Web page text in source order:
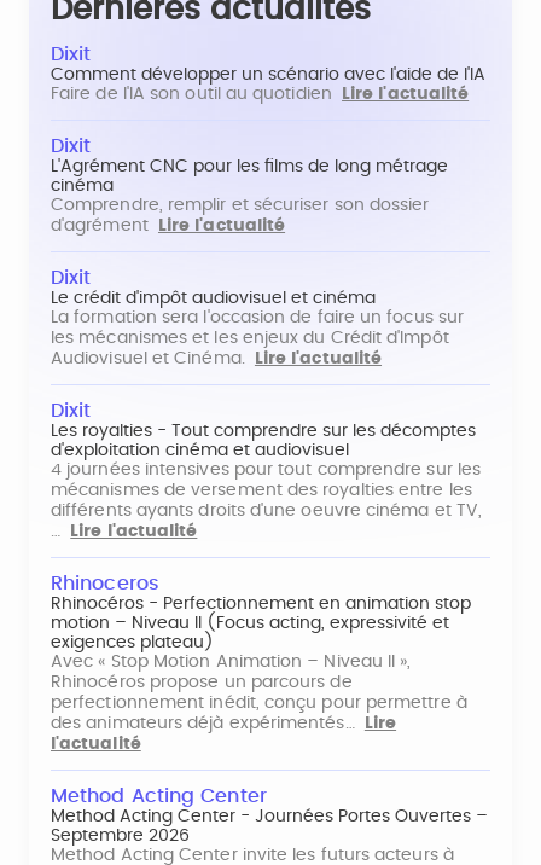
Dernières actualités
Dixit
Comment développer un scénario avec l'aide de l'IA
Faire de l'IA son outil au quotidien
Lire l'actualité
Dixit
L'Agrément CNC pour les films de long métrage
cinéma
Comprendre, remplir et sécuriser son dossier
d'agrément
Lire l'actualité
Dixit
Le crédit d'impôt audiovisuel et cinéma
La formation sera l'occasion de faire un focus sur
les mécanismes et les enjeux du Crédit d'Impôt
Audiovisuel et Cinéma.
Lire l'actualité
Dixit
Les royalties - Tout comprendre sur les décomptes
d'exploitation cinéma et audiovisuel
4 journées intensives pour tout comprendre sur les
mécanismes de versement des royalties entre les
différents ayants droits d'une oeuvre cinéma et TV,
Lire l'actualité
Rhinoceros
Rhinocéros - Perfectionnement en animation stop
motion – Niveau II (Focus acting, expressivité et
exigences plateau)
Avec « Stop Motion Animation – Niveau II »,
Rhinocéros propose un parcours de
perfectionnement inédit, conçu pour permettre à
des animateurs déjà expérimentés…
Lire
l'actualité
Method Acting Center
Method Acting Center - Journées Portes Ouvertes –
Septembre 2026
Method Acting Center invite les futurs acteurs à